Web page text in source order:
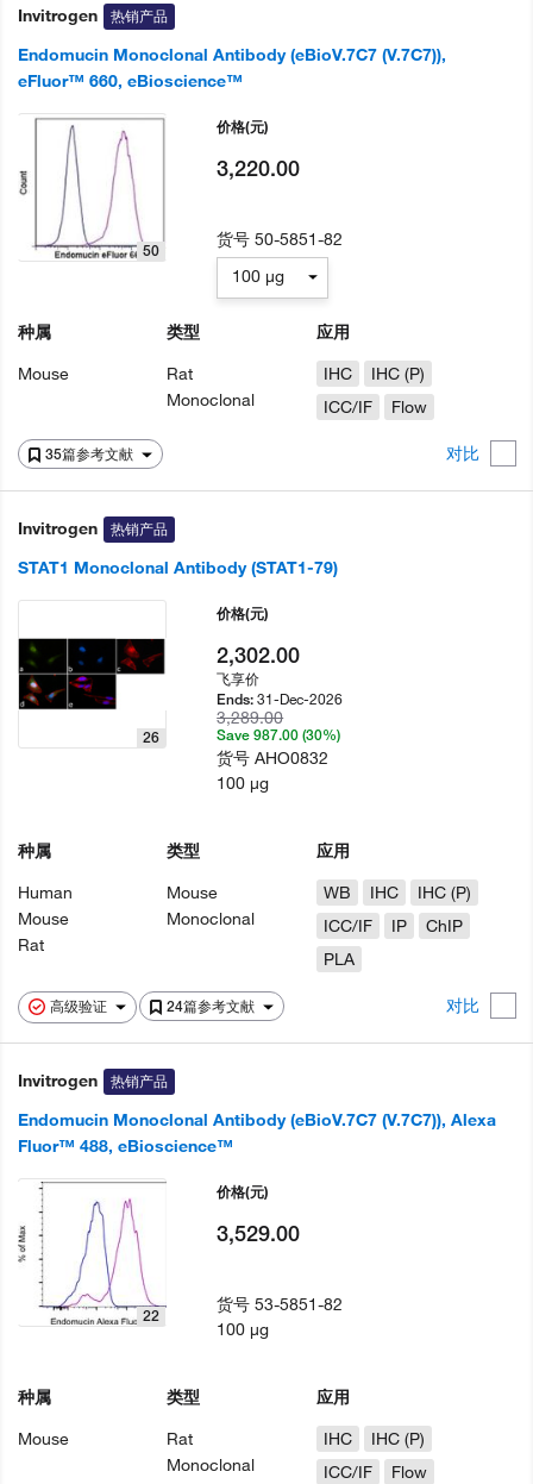
Invitrogen 热销产品
Endomucin Monoclonal Antibody (eBioV.7C7 (V.7C7)),
eFluor™ 660, eBioscience™
35篇参考文献 对比
50
种属
Mouse
类型
Rat
Monoclonal
应用
IHC
IHC (P)
ICC/IF
Flow
价格(元)
3,220.00
货号50-5851-82
100 µg
Invitrogen 热销产品
STAT1 Monoclonal Antibody (STAT1-79)
高级验证 24篇参考文献 对比
26
种属
Human
Mouse
Rat
类型
Mouse
Monoclonal
应用
WB
IHC
IHC (P)
ICC/IF
IP
ChIP
PLA
价格(元)
2,302.00
飞享价
Ends:31-Dec-2026
3,289.00
Save 987.00 (30%)
货号AHO0832
100 µg
Invitrogen 热销产品
Endomucin Monoclonal Antibody (eBioV.7C7 (V.7C7)), Alexa
Fluor™ 488, eBioscience™
22
种属
Mouse
类型
Rat
Monoclonal
应用
IHC
IHC (P)
ICC/IF
Flow
价格(元)
3,529.00
货号53-5851-82
100 µg